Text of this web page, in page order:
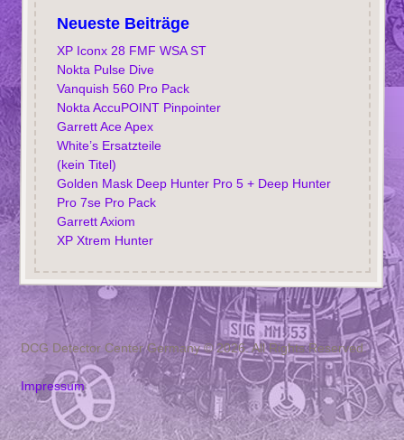
Neueste Beiträge
XP Iconx 28 FMF WSA ST
Nokta Pulse Dive
Vanquish 560 Pro Pack
Nokta AccuPOINT Pinpointer
Garrett Ace Apex
White’s Ersatzteile
(kein Titel)
Golden Mask Deep Hunter Pro 5 + Deep Hunter
Pro 7se Pro Pack
Garrett Axiom
XP Xtrem Hunter
DCG Detector Center Germany © 2026. All Rights Reserved.
Impressum